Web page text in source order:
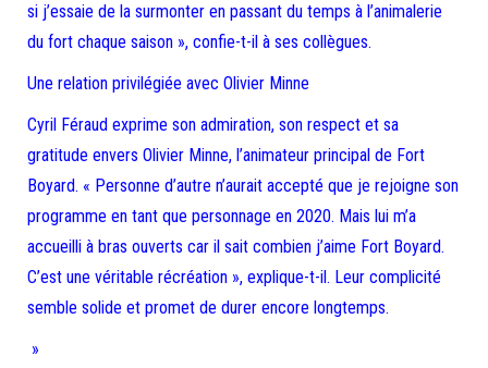
si j’essaie de la surmonter en passant du temps à l’animalerie
du fort chaque saison », confie-t-il à ses collègues.
Une relation privilégiée avec Olivier Minne
Cyril Féraud exprime son admiration, son respect et sa
gratitude envers Olivier Minne, l’animateur principal de Fort
Boyard. « Personne d’autre n’aurait accepté que je rejoigne son
programme en tant que personnage en 2020. Mais lui m’a
accueilli à bras ouverts car il sait combien j’aime Fort Boyard.
C’est une véritable récréation », explique-t-il. Leur complicité
semble solide et promet de durer encore longtemps.
»